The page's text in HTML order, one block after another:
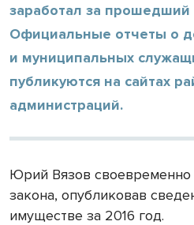
заработал за прошедший
Официальные отчеты о
и муниципальных
публикуются на сайтах
администраций.
Юрий Вязов
закона, опубликовав
имуществе за 2016 год.